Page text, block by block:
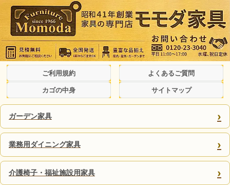
ご利用規約 よくあるご質問
カゴの中身 サイトマップ
ガーデン家具 ›
業務用ダイニング家具 ›
介護椅子・福祉施設用家具 ›